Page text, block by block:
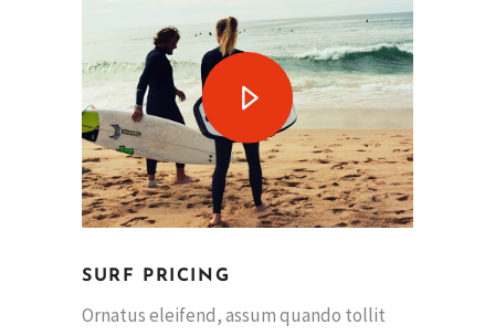
SURF PRICING
Ornatus eleifend, assum quando tollit